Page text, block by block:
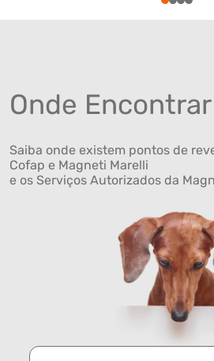
1234
Onde Encontrar
Saiba onde existem pontos de
Cofap e Magneti Marelli
e os Serviços Autorizados da